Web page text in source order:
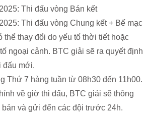
Thi đấu vòng Bán kết
Thi đấu vòng Chung kết + Bế mạc
thay đổi do yếu tố thời tiết hoặc
ngoại cảnh. BTC giải sẽ ra quyết định
đấu mới.
Thứ 7 hàng tuần từ 08h30 đến 11h00.
về giờ thi đấu, BTC giải sẽ thông
bản và gửi đến các đội trước 24h.